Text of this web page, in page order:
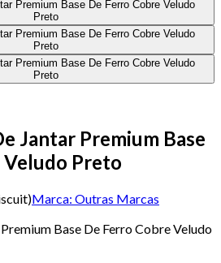
Jantar Premium Base
Veludo Preto
)Marca: Outras Marcas
Base De Ferro Cobre Veludo